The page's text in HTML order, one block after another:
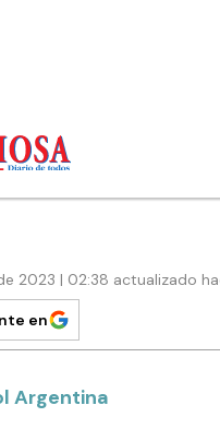
2023 | 02:38 actualizado
en
Argentina